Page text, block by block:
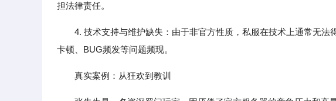
担法律责任。
4. 技术支持与维护缺失：由于非官方性质，私服在技术上通常无
卡顿、BUG频发等问题频现。
真实案例：从狂欢到教训